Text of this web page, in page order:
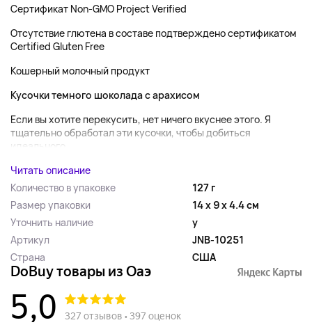
Сертификат Non-GMO Project Verified
Отсутствие глютена в составе подтверждено сертификатом
Certified Gluten Free
Кошерный молочный продукт
Кусочки темного шоколада с арахисом
Если вы хотите перекусить, нет ничего вкуснее этого. Я
тщательно обработал эти кусочки, чтобы добиться
идеального...
Читать описание
Количество в упаковке
127 г
Размер упаковки
14 x 9 x 4.4 см
Уточнить наличие
y
Артикул
JNB-10251
Страна
США